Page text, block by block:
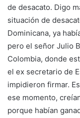
de desacato. Digo
situación de
Dominicana, ya
pero el señor Julio
Colombia, donde
el ex secretario de
impidieron firmar.
ese momento,
porque habían